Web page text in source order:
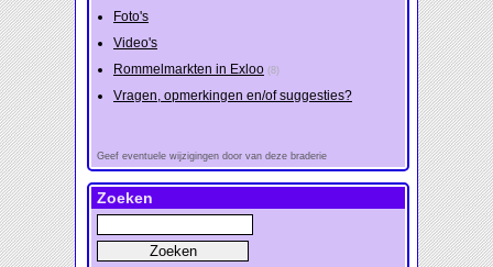
Foto's
Video's
Rommelmarkten in Exloo (8)
Vragen, opmerkingen en/of suggesties?
Geef eventuele wijzigingen door van deze braderie
Zoeken